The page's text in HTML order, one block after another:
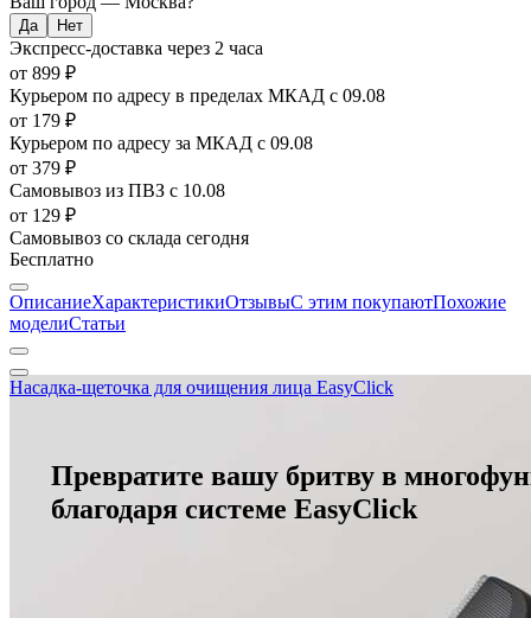
Экспресс-доставка через 2 часа
от 899 ₽
Курьером по адресу в пределах МКАД с 09.08
от 179 ₽
Курьером по адресу за МКАД с 09.08
от 379 ₽
Самовывоз из ПВЗ с 10.08
от 129 ₽
Самовывоз со склада сегодня
Бесплатно
ОписаниеХарактеристикиОтзывыС этим покупаютПохожие
моделиСтатьи
Насадка-щеточка для очищения лица EasyClick
Превратите вашу бритву в
благодаря системе EasyClick